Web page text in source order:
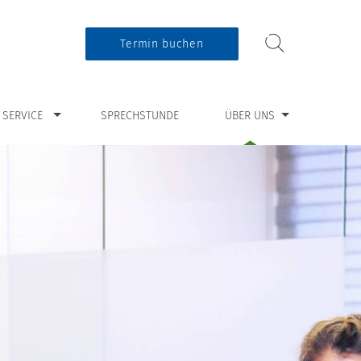
Termin buchen
SERVICE
“Service” SPRECHSTUNDE ÜBER UNS
Zeige Untermenü für “Über uns”